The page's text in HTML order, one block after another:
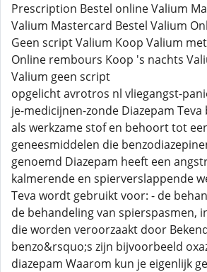
Prescription Bestel online Valium
Valium Mastercard Bestel Valium
Geen script Valium Koop Valium
Online rembours Koop 's nachts
Valium geen script
opgelicht avrotros nl vliegangst-
je-medicijnen-zonde Diazepam Teva
als werkzame stof en behoort tot
geneesmiddelen die
genoemd Diazepam heeft een
kalmerende en spierverslappende
Teva wordt gebruikt voor: - de
de behandeling van spierspasmen,
die worden veroorzaakt door
benzo&rsquo;s zijn bijvoorbeeld
diazepam Waarom kun je eigenlijk